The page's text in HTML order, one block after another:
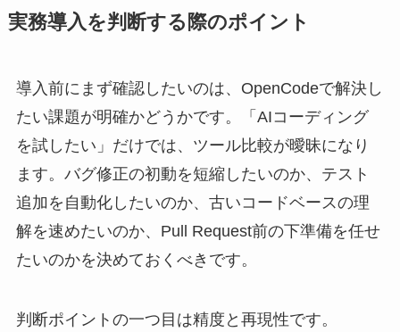
実務導入を判断する際のポイント
導入前にまず確認したいのは、OpenCodeで解決し
たい課題が明確かどうかです。「AIコーディング
を試したい」だけでは、ツール比較が曖昧になり
ます。バグ修正の初動を短縮したいのか、テスト
追加を自動化したいのか、古いコードベースの理
解を速めたいのか、Pull Request前の下準備を任せ
たいのかを決めておくべきです。
判断ポイントの一つ目は精度と再現性です。